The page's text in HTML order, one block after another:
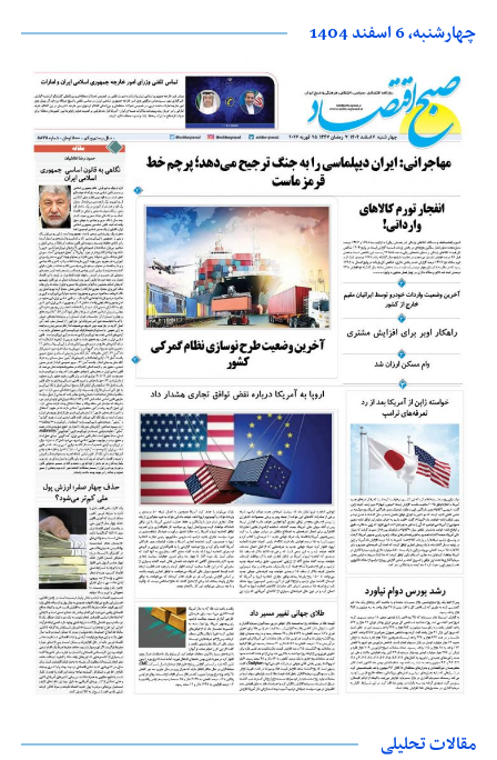
چهارشنبه، 6 اسفند 1404
مقالات تحلیلی